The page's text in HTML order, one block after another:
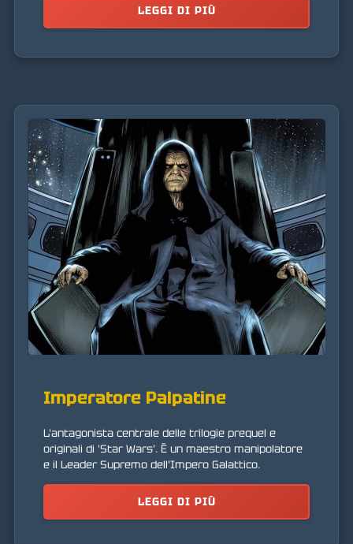
LEGGI DI PIÙ
Imperatore Palpatine
L'antagonista centrale delle trilogie prequel e
originali di 'Star Wars'. È un maestro manipolatore
e il Leader Supremo dell'Impero Galattico.
LEGGI DI PIÙ